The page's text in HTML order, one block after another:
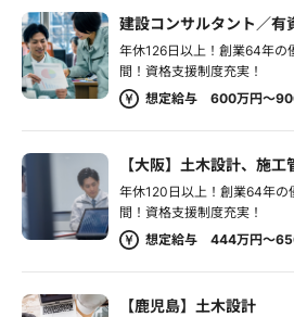
建設コンサルタント／有
年休126日以上！創業64年の
間！資格支援制度充実！
想定給与 600万円～
【大阪】土木設計、施工
年休120日以上！創業64年の
間！資格支援制度充実！
想定給与 444万円～
【鹿児島】土木設計